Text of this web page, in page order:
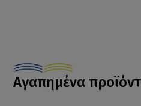
Αγαπημένα